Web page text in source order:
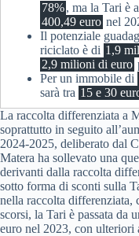
78%, ma la Tari è
400,49 euro nel
Il potenziale
riciclato è di 1,9
2,9 milioni di euro
Per un immobile di
sarà tra 15 e 30
La raccolta differenziata a
soprattutto in seguito
2024-2025, deliberato dal
Matera ha sollevato una
derivanti dalla raccolta
sotto forma di sconti sulla
nella raccolta differenziata,
scorsi, la Tari è passata da
euro nel 2023, con ulteriori